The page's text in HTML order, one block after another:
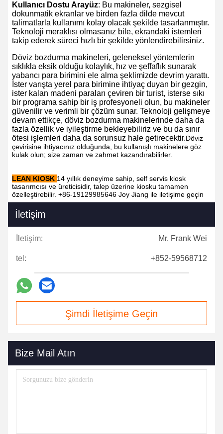
Kullanıcı Dostu Arayüz: Bu makineler, sezgisel
dokunmatik ekranlar ve birden fazla dilde mevcut
talimatlarla kullanımı kolay olacak şekilde tasarlanmıştır.
Teknoloji meraklısı olmasanız bile, ekrandaki istemleri
takip ederek süreci hızlı bir şekilde yönlendirebilirsiniz.
Döviz bozdurma makineleri, geleneksel yöntemlerin
sıklıkla eksik olduğu kolaylık, hız ve şeffaflık sunarak
yabancı para birimini ele alma şeklimizde devrim yarattı.
İster varışta yerel para birimine ihtiyaç duyan bir gezgin,
ister kalan madeni paraları çeviren bir turist, isterse sıkı
bir programa sahip bir iş profesyoneli olun, bu makineler
güvenilir ve verimli bir çözüm sunar. Teknoloji gelişmeye
devam ettikçe, döviz bozdurma makinelerinde daha da
fazla özellik ve iyileştirme bekleyebiliriz ve bu da sınır
ötesi işlemleri daha da sorunsuz hale getirecektir.Döviz
çevirisine ihtiyacınız olduğunda, bu kullanışlı makinelere göz
kulak olun; size zaman ve zahmet kazandırabilirler.
LEAN KIOSK 14 yıllık deneyime sahip, self servis kiosk
tasarımcısı ve üreticisidir, talep üzerine kiosku tamamen
özelleştirebilir. +86-19129985646 Joy Jiang ile iletişime geçin
İletişim
İletişim: Mr. Frank Wei
tel: +852-59568712
Şimdi İletişime Geçin
Bize Mail Atın